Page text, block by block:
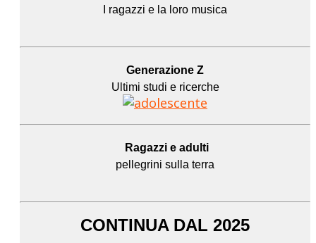
I ragazzi e la loro musica
Generazione Z
Ultimi studi e ricerche
Ragazzi e adulti
pellegrini sulla terra
CONTINUA DAL 2025